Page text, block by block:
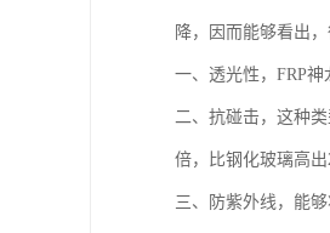
降，因而能够看出
一、透光性，FRP
二、抗碰击，这种
倍，比钢化玻璃高
三、防紫外线，能